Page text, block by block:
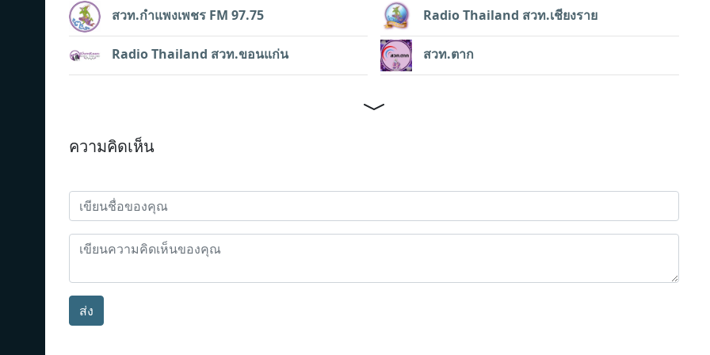
สวท.กำแพงเพชร FM 97.75
Radio Thailand สวท.ขอนแก่น
Radio Thailand สวท.เชียงราย
สวท.ตาก
ความคิดเห็น
ส่ง